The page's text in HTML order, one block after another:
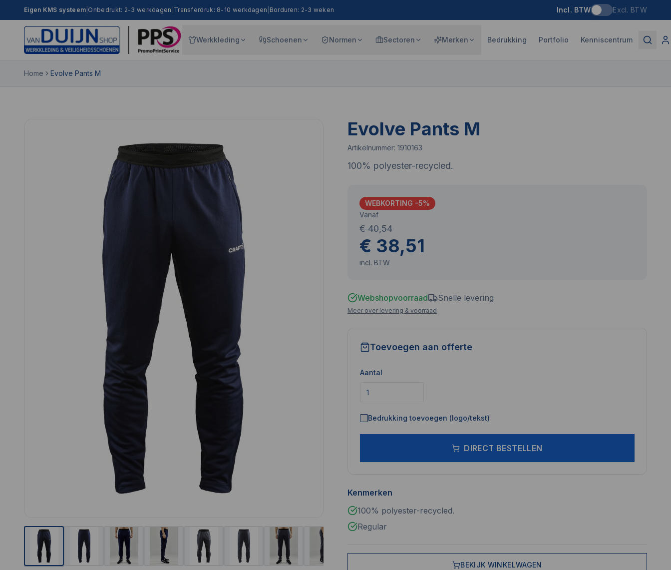
Eigen KMS systeem Onbedrukt: 2-3 werkdagen Transferdruk: 8-10 werkdagen Borduren: 2-3 weken Incl. BTW Excl. BTW
Werkkleding Schoenen Normen Sectoren Merken Bedrukking Portfolio Kenniscentrum
Home Evolve Pants M
Evolve Pants M
Artikelnummer: 1910163
100% polyester-recycled.
WEBKORTING -5%
Vanaf
€ 40,54
€ 38,51
incl. BTW
Webshopvoorraad Snelle levering
Meer over levering & voorraad
Toevoegen aan offerte
Aantal
Bedrukking toevoegen (logo/tekst)
DIRECT BESTELLEN
Kenmerken
100% polyester-recycled.
Regular
BEKIJK WINKELWAGEN